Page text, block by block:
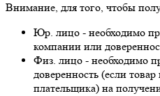
Внимание, для того, чтобы
Юр. лицо - необходимо
компании или
Физ. лицо - необходимо
доверенность (если
плательщика) на